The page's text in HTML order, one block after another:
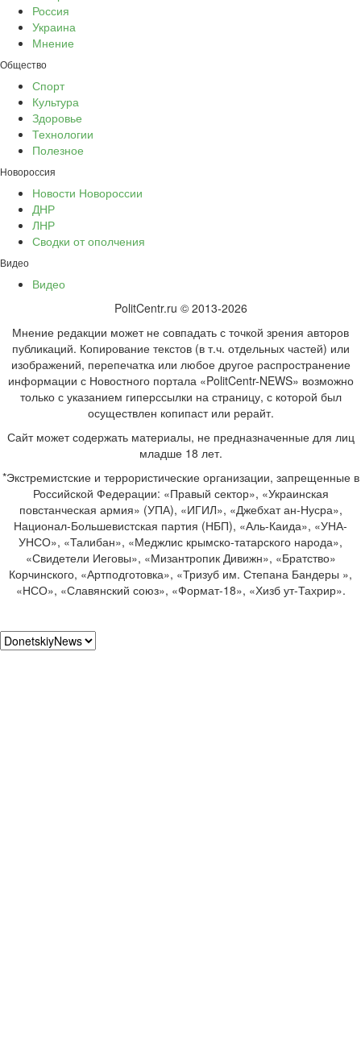
Россия
Украина
Мнение
Общество
Спорт
Культура
Здоровье
Технологии
Полезное
Новороссия
Новости Новороссии
ДНР
ЛНР
Сводки от ополчения
Видео
Видео
PolitCentr.ru © 2013-2026
Мнение редакции может не совпадать с точкой зрения авторов
публикаций. Копирование текстов (в т.ч. отдельных частей) или
изображений, перепечатка или любое другое распространение
информации с Новостного портала «PolitCentr-NEWS» возможно
только с указанием гиперссылки на страницу, с которой был
осуществлен копипаст или рерайт.
Сайт может содержать материалы, не предназначенные для лиц
младше 18 лет.
*Экстремистские и террористические организации, запрещенные в
Российской Федерации: «Правый сектор», «Украинская
повстанческая армия» (УПА), «ИГИЛ», «Джебхат ан-Нусра»,
Национал-Большевистская партия (НБП), «Аль-Каида», «УНА-
УНСО», «Талибан», «Меджлис крымско-татарского народа»,
«Свидетели Иеговы», «Мизантропик Дивижн», «Братство»
Корчинского, «Артподготовка», «Тризуб им. Степана Бандеры »,
«НСО», «Славянский союз», «Формат-18», «Хизб ут-Тахрир».